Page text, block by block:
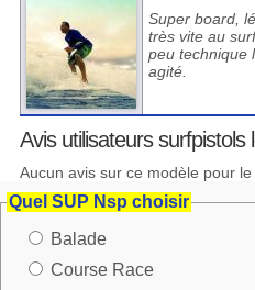
Super board,
très vite au
peu technique
agité.
Avis utilisateurs surfpistols
Aucun avis sur ce modèle pour le
Quel SUP Nsp choisir
Balade
Course Race